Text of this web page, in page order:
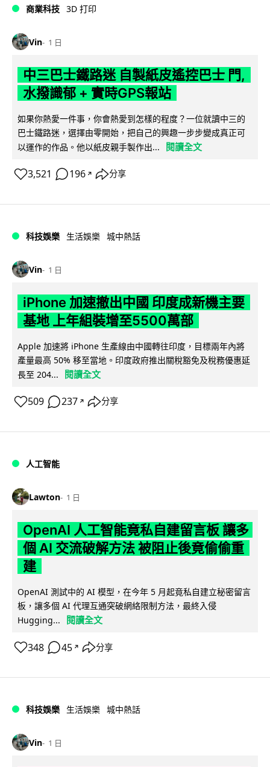
商業科技 3D 打印
Vin 1 日
中三巴士鐵路迷 自製紙皮遙控巴士 門,
水撥識郁 + 實時GPS報站
如果你熱愛一件事，你會熱愛到怎樣的程度？一位就讀中三的
巴士鐵路迷，選擇由零開始，把自己的興趣一步步變成真正可
以運作的作品。他以紙皮親手製作出...
閱讀全文
3,521 196 ↗ 分享
科技娛樂 生活娛樂 城中熱話
Vin 1 日
iPhone 加速撤出中國 印度成新機主要
基地 上年組裝增至5500萬部
Apple 加速將 iPhone 生產線由中國轉往印度，目標兩年內將
產量最高 50% 移至當地。印度政府推出關稅豁免及稅務優惠延
長至 204...
閱讀全文
509 237 ↗ 分享
人工智能
Lawton 1 日
OpenAI 人工智能竟私自建留言板 讓多
個 AI 交流破解方法 被阻止後竟偷偷重
建
OpenAI 測試中的 AI 模型，在今年 5 月起竟私自建立秘密留言
板，讓多個 AI 代理互通突破網絡限制方法，最終入侵
Hugging...
閱讀全文
348 45 ↗ 分享
科技娛樂 生活娛樂 城中熱話
Vin 1 日